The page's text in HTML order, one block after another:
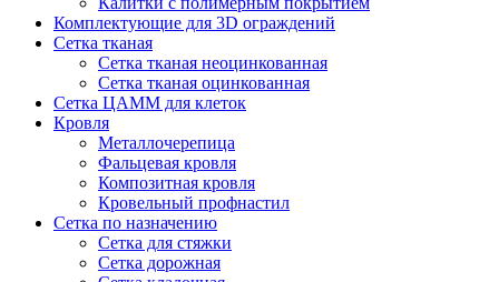
Комплектующие для 3D ограждений
Сетка тканая
Сетка тканая неоцинкованная
Сетка тканая оцинкованная
Сетка ЦАММ для клеток
Кровля
Металлочерепица
Фальцевая кровля
Композитная кровля
Кровельный профнастил
Сетка по назначению
Сетка для стяжки
Сетка дорожная